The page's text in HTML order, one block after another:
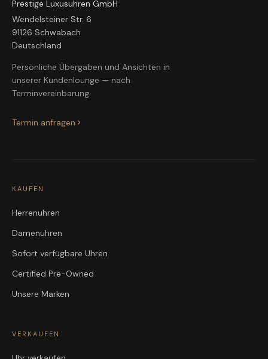
Prestige Luxusuhren GmbH
Wendelsteiner Str. 6
91126 Schwabach
Deutschland
Persönliche Übergaben und Ansichten in
unserer Kundenlounge — nach
Terminvereinbarung.
Termin anfragen
KAUFEN
Herrenuhren
Damenuhren
Sofort verfügbare Uhren
Certified Pre-Owned
Unsere Marken
VERKAUFEN